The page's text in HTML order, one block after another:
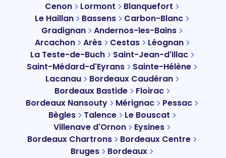
Cenon Lormont
Blanquefort
Le Haillan
Bassens
Carbon-Blanc
Gradignan
Andernos-les-Bains
Arcachon
Arès Cestas
Léognan
La Teste-de-Buch
Saint-Jean-d'Illac
Saint-Médard-d'Eyrans
Sainte-Hélène
Lacanau
Bordeaux Caudéran
Bordeaux Bastide
Floirac
Bordeaux Nansouty
Mérignac
Pessac
Bègles
Talence
Le Bouscat
Villenave d'Ornon
Eysines
Bordeaux Chartrons
Bordeaux Centre
Bruges
Bordeaux